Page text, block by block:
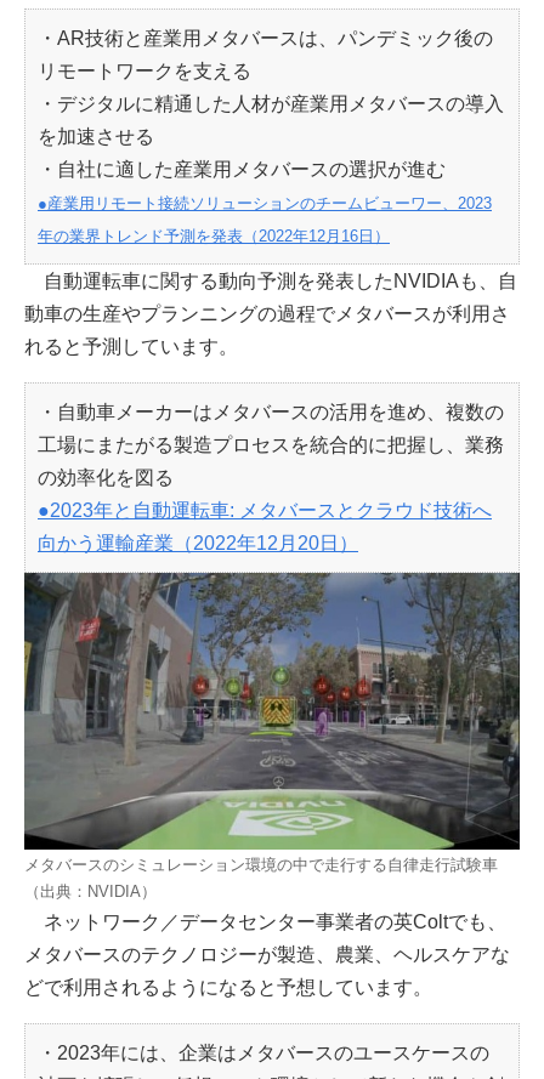
・AR技術と産業用メタバースは、パンデミック後の
リモートワークを支える
・デジタルに精通した人材が産業用メタバースの導入
を加速させる
・自社に適した産業用メタバースの選択が進む
●産業用リモート接続ソリューションのチームビューワー、2023
年の業界トレンド予測を発表（2022年12月16日）
自動運転車に関する動向予測を発表したNVIDIAも、自
動車の生産やプランニングの過程でメタバースが利用さ
れると予測しています。
・自動車メーカーはメタバースの活用を進め、複数の
工場にまたがる製造プロセスを統合的に把握し、業務
の効率化を図る
●2023年と自動運転車: メタバースとクラウド技術へ
向かう運輸産業（2022年12月20日）
メタバースのシミュレーション環境の中で走行する自律走行試験車
（出典：NVIDIA）
ネットワーク／データセンター事業者の英Coltでも、
メタバースのテクノロジーが製造、農業、ヘルスケアな
どで利用されるようになると予想しています。
・2023年には、企業はメタバースのユースケースの